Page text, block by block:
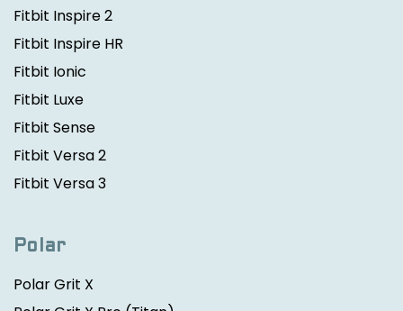
Fitbit Inspire 2
Fitbit Inspire HR
Fitbit Ionic
Fitbit Luxe
Fitbit Sense
Fitbit Versa 2
Fitbit Versa 3
Polar
Polar Grit X